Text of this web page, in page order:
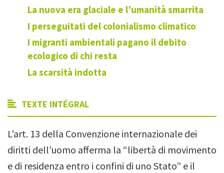
La nuova era glaciale e l’umanità smarrita
I perseguitati del colonialismo climatico
I migranti ambientali pagano il debito
ecologico di chi resta
La scarsità indotta
TEXTE INTÉGRAL
L’art. 13 della Convenzione internazionale dei
diritti dell’uomo afferma la “libertà di movimento
e di residenza entro i confini di uno Stato” e il